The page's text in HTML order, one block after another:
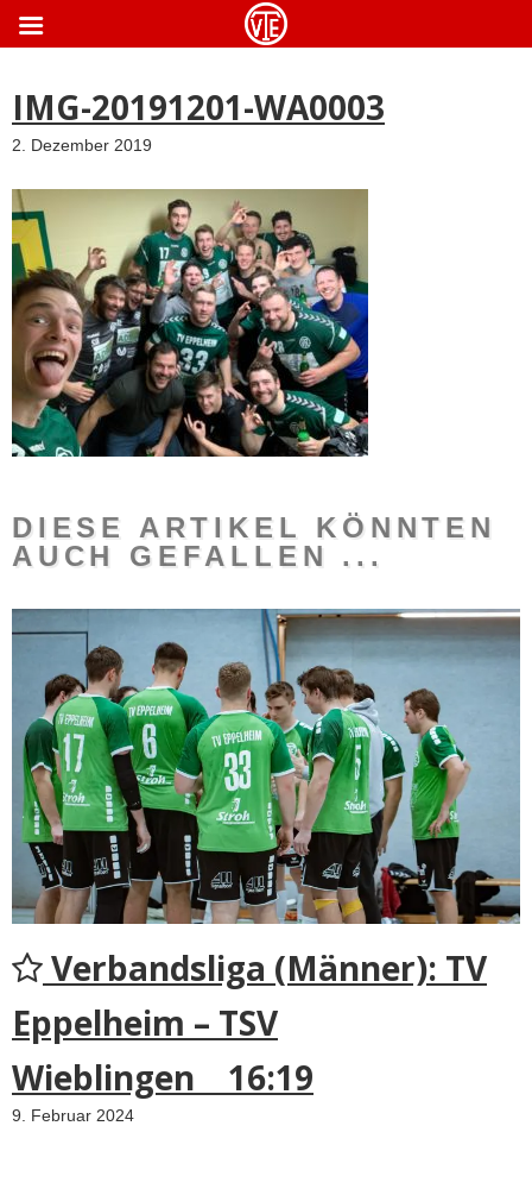
ApothekeGermany.com
IMG-20191201-WA0003
2. Dezember 2019
DIESE ARTIKEL KÖNNTEN
AUCH GEFALLEN ...
Verbandsliga (Männer): TV
Eppelheim – TSV
Wieblingen 16:19
9. Februar 2024